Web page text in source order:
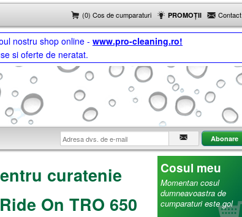
(0) Cos de cumparaturi PROMOȚII Contact
nostru shop online - www.pro-cleaning.ro!
si oferte de neratat.
curatenie
On TRO 650
Cosul meu
Momentan cosul
dumneavoastra de
cumparaturi este gol